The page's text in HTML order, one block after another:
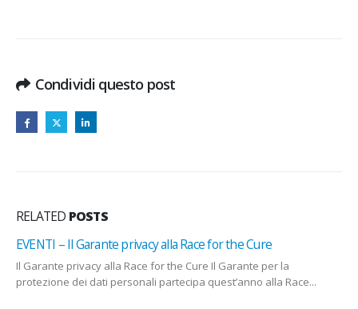
Condividi questo post
RELATED POSTS
EVENTI – Il Garante privacy alla Race for the Cure
Il Garante privacy alla Race for the Cure Il Garante per la
protezione dei dati personali partecipa quest’anno alla Race...